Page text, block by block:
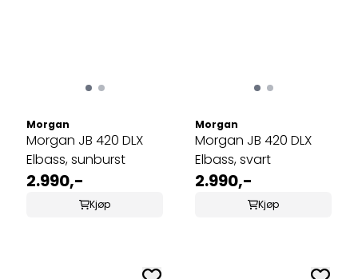
Morgan
Morgan JB 420 DLX
Elbass, sunburst
2.990,-
Kjøp
Morgan
Morgan JB 420 DLX
Elbass, svart
2.990,-
Kjøp